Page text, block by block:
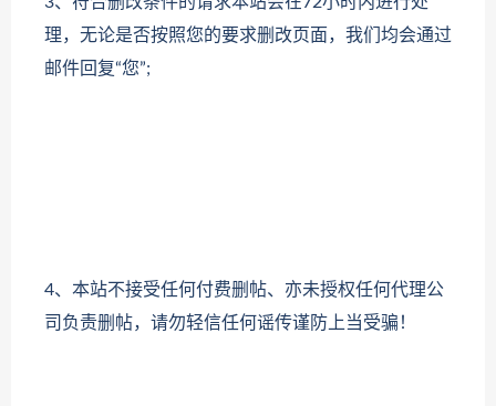
理，无论是否按照您的要求删改页面，我们均会通过
邮件回复“您”;
4、本站不接受任何付费删帖、亦未授权任何代理公
司负责删帖，请勿轻信任何谣传谨防上当受骗！